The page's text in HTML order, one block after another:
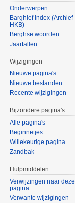
Onderwerpen
Barghief Index (Archief
HKB)
Berghse woorden
Jaartallen
Wijzigingen
Nieuwe pagina's
Nieuwe bestanden
Recente wijzigingen
Bijzondere pagina's
Alle pagina's
Beginnetjes
Willekeurige pagina
Zandbak
Hulpmiddelen
Verwijzingen naar deze
pagina
Verwante wijzigingen